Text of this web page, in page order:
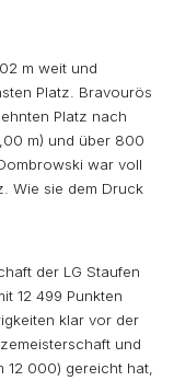
m weit und
Platz. Bravourös
Platz nach
m) und über 800
war voll
Wie sie dem Druck
der LG Staufen
12 499 Punkten
klar vor der
und
000) gereicht hat,